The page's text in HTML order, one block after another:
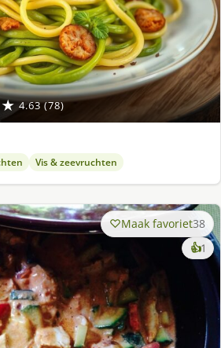
4.63 (78)
Vis & zeevruchten
Maak favoriet38
👍1